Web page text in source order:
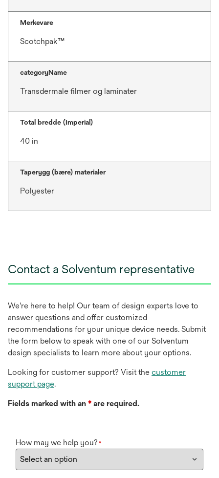
Merkevare
Scotchpak™
categoryName
Transdermale filmer og laminater
Total bredde (Imperial)
40 in
Taperygg (bære) materialer
Polyester
Contact a Solventum representative
We're here to help! Our team of design experts love to
answer questions and offer customized
recommendations for your unique device needs. Submit
the form below to speak with one of our Solventum
design specialists to learn more about your options.
Looking for customer support? Visit the customer
support page.
Fields marked with an * are required.
How may we help you? *